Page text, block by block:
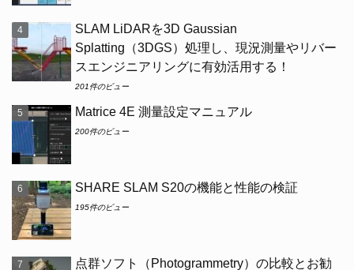
SLAM LiDARを3D Gaussian
Splatting（3DGS）処理し、現況測量やリバー
スエンジニアリングに有効活用する！
201件のビュー
Matrice 4E 測量設定マニュアル
200件のビュー
SHARE SLAM S20の機能と性能の検証
195件のビュー
点群ソフト（Photogrammetry）の比較とお勧